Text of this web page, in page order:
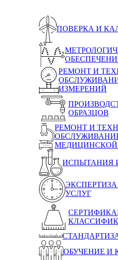
ПОВЕРКА И
РЕМОНТ И
ИЗМЕРЕНИЙ
ОБРАЗЦОВ
РЕМОНТ И
ИСПЫТАНИЯ
УСЛУГ
ОБУЧЕНИЕ И